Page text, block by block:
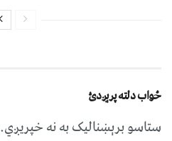
ځواب دلته پرېږدئ
ستاسو برېښناليک به نه خپريږي.